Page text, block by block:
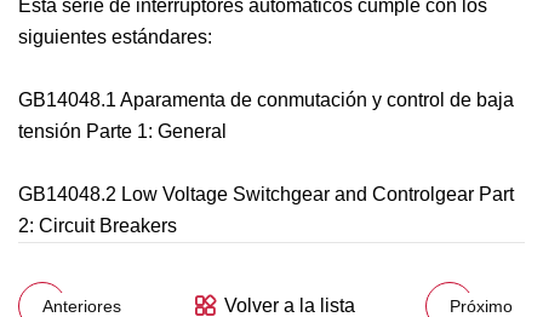
Esta serie de interruptores automáticos cumple con los
siguientes estándares:
GB14048.1 Aparamenta de conmutación y control de baja
tensión Parte 1: General
GB14048.2 Low Voltage Switchgear and Controlgear Part
2: Circuit Breakers
Anteriores Volver a la lista Próximo